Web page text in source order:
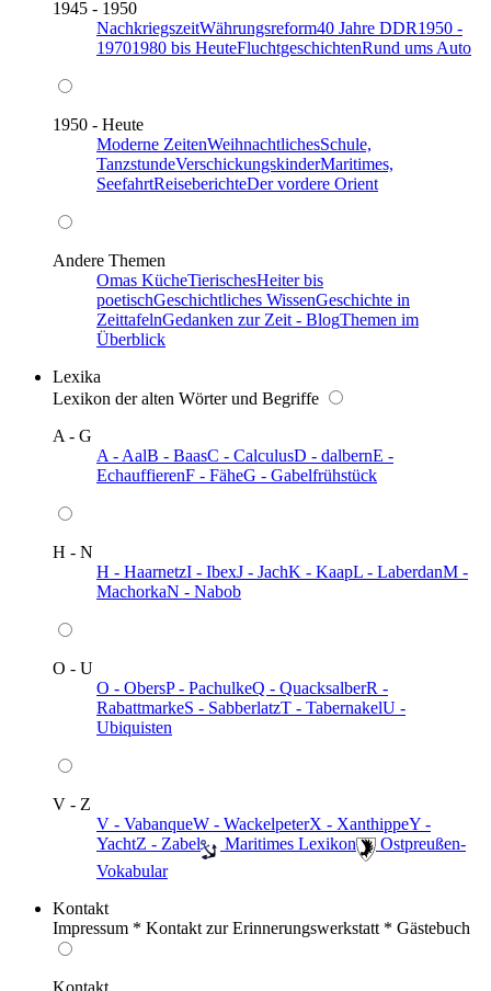
1945 - 1950
NachkriegszeitWährungsreform40 Jahre DDR1950 -
19701980 bis HeuteFluchtgeschichtenRund ums Auto
1950 - Heute
Moderne ZeitenWeihnachtlichesSchule,
TanzstundeVerschickungskinderMaritimes,
SeefahrtReiseberichteDer vordere Orient
Andere Themen
Omas KücheTierischesHeiter bis
poetischGeschichtliches WissenGeschichte in
ZeittafelnGedanken zur Zeit - BlogThemen im
Überblick
Lexika
Lexikon der alten Wörter und Begriffe
A - G
A - AalB - BaasC - CalculusD - dalbernE -
EchauffierenF - FäheG - Gabelfrühstück
H - N
H - HaarnetzI - IbexJ - JachK - KaapL - LaberdanM -
MachorkaN - Nabob
O - U
O - ObersP - PachulkeQ - QuacksalberR -
RabattmarkeS - SabberlatzT - TabernakelU -
Ubiquisten
V - Z
V - VabanqueW - WackelpeterX - XanthippeY -
YachtZ - Zabel ️ Maritimes Lexikon
️ Ostpreußen-
Vokabular
Kontakt
Impressum * Kontakt zur Erinnerungswerkstatt * Gästebuch